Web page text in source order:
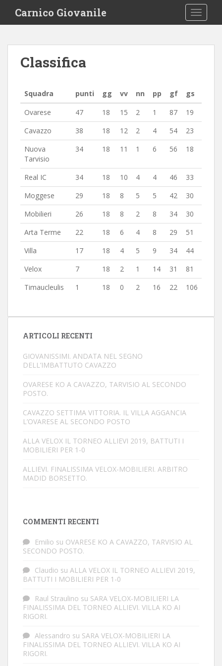
i
Carnico Giovanile
Classifica
Squadra punti gg vv nn pp gf
gs
Ovarese
47 18 15 2 1 87
19
Cavazzo
38 18 12 2 4 54
23
Nuova
Tarvisio
34 18 11 1 6 56 18
Real IC 34 18 10 4 4 46
33
Moggese
29 18 8 5 5 42
30
Mobilieri
26 18 8 2 8 34
30
Arta Terme
22 18 6 4 8 29
51
Villa
17 18 4 5 9 34
44
Velox
7 18 2 1 14 31
81
Timaucleulis
1 18 0 2 16 22 106
ARTICOLI RECENTI
GIOVANISSIMI. ANDATA NEL SEGNO
DELL’IMBATTUTO CAVAZZO
OVARESE KO A CAVAZZO, TARVISIO AL SECONDO
POSTO.
CAVAZZO SETTIMA VITTORIA. IL VILLA AGGANCIA
L’OVARESE AL SECONDO POSTO
ALLA VELOX IL TORNEO ALLIEVI 2019, BATTUTI I
MOBILIERI PER 1-0
ALLIEVI. FINALISSIMA VELOX-MOBILIERI. ARBITRO
MADID BORSETTO.
COMMENTI RECENTI
Emilio su OVARESE KO A CAVAZZO, TARVISIO AL
SECONDO POSTO.
Claudio su ALLA VELOX IL TORNEO ALLIEVI 2019,
BATTUTI I MOBILIERI PER 1-0
Raul Straulino su SARA VELOX-MOBILIERI LA
FINALISSIMA DEL TORNEO ALLIEVI. VILLA KO AI
RIGORI.
Alessandro su SARA VELOX-MOBILIERI LA
FINALISSIMA DEL TORNEO ALLIEVI. VILLA KO AI
RIGORI.